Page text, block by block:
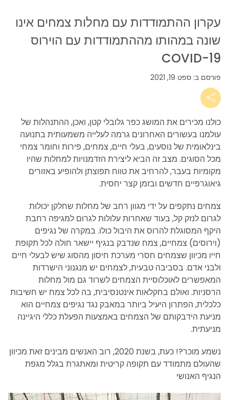
עקרון ההתמודדות עם מחלות צמחים אינו
שונה במהותו מההתמודדות עם הוירוס
COVID-19
פורסם ב: ספט 19, 2021
כולנו מכירים את המושג כפר גלובלי קטן, ואכן, ההתנהלות של
עולמנו בעשורים האחרונים גרמה לעלייה משמעותית בתנועה
בינלאומית של נוסעים, בעלי חיים, צמחים, פירות וחומר צמחי
מכל הסוגים. מצב זה הביא ליצירת הזדמנויות למחלות שהיו
מקומיות בעבר, להרחיב את טווח תפוצתן ולהופיע באזורים
גיאוגרפיים חדשים ובזמן קצר יחסית.
צמחים נתקפים על ידי מגוון רחב של מחלות שחלקן יכולות
לגרום לנזק קל, בעוד שאחרות עלולות לגרום למגיפה רחבת
היקף המסוגלת להרוס את היבול כולו. במקרה של נגיפים
(וירוסים) צמחיים, צמח שנדבק בנגיף יישאר חולה לכל תקופת
חייו מכיוון שצמחים חסרי מערכת חיסון מהסוג שיש לבעלי חיים
ולבני אדם. בסביבה טבעית, לצמחים יש מנגנוני הישרדות
המאפשרים לאוכלוסיית הצמחים לשרוד גם מול מחלות
הרסניות. ואולם בחקלאות אינטנסיבית, בה לכל צמח יש חשיבות
כלכלית, הפתרון היעיל ביותר במאבק נגד נגיפים צמחיים הוא
מניעת הידבקותם של הצמחים באמצעות הפעלת כללי היגיינה
מניעתית.
נשמע מוכר?! כעת, בשנת 2020, רוב האנשים מבינים זאת מכיוון
שהעולם מתמודד עם תקופה קריטית ומאתגרת בגלל מגפת
הנגיף האנושי